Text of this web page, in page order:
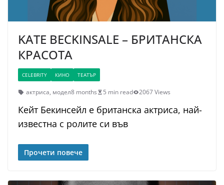
KATE BECKINSALE – БРИТАНСКА
КРАСОТА
CELEBRITY КИНО ТЕАТЪР
актриса, модел8 months 5 min read 2067 Views
Кейт Бекинсейл е британска актриса, най-
известна с ролите си във
Прочети повече